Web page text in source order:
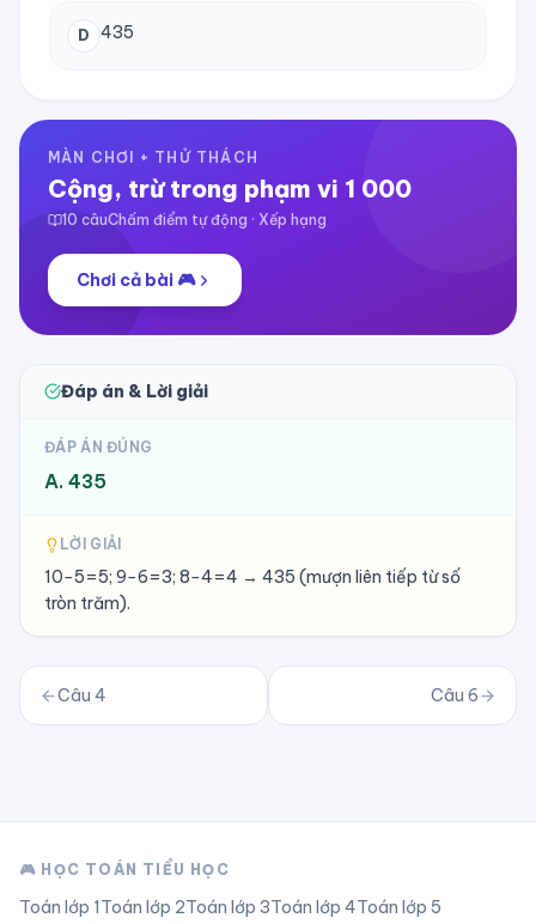
D 435
MÀN CHƠI + THỬ THÁCH
Cộng, trừ trong phạm vi 1 000
10 câuChấm điểm tự động · Xếp hạng
Chơi cả bài 🎮
Đáp án & Lời giải
ĐÁP ÁN ĐÚNG
A. 435
LỜI GIẢI
10−5=5; 9−6=3; 8−4=4 → 435 (mượn liên tiếp từ số
tròn trăm).
Câu 4 Câu 6
🎮 HỌC TOÁN TIỂU HỌC
Toán lớp 1Toán lớp 2Toán lớp 3Toán lớp 4Toán lớp 5